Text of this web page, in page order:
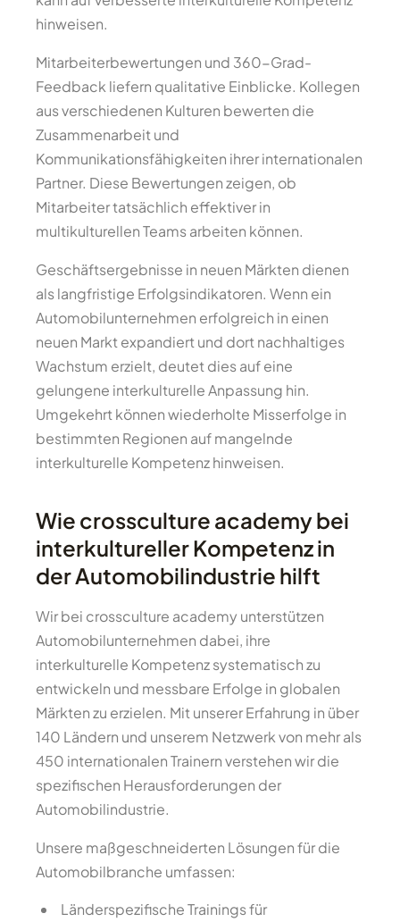
hinweisen.
Mitarbeiterbewertungen und 360-Grad-
Feedback liefern qualitative Einblicke. Kollegen
aus verschiedenen Kulturen bewerten die
Zusammenarbeit und
Kommunikationsfähigkeiten ihrer internationalen
Partner. Diese Bewertungen zeigen, ob
Mitarbeiter tatsächlich effektiver in
multikulturellen Teams arbeiten können.
Geschäftsergebnisse in neuen Märkten dienen
als langfristige Erfolgsindikatoren. Wenn ein
Automobilunternehmen erfolgreich in einen
neuen Markt expandiert und dort nachhaltiges
Wachstum erzielt, deutet dies auf eine
gelungene interkulturelle Anpassung hin.
Umgekehrt können wiederholte Misserfolge in
bestimmten Regionen auf mangelnde
interkulturelle Kompetenz hinweisen.
Wie crossculture academy bei
interkultureller Kompetenz in
der Automobilindustrie hilft
Wir bei crossculture academy unterstützen
Automobilunternehmen dabei, ihre
interkulturelle Kompetenz systematisch zu
entwickeln und messbare Erfolge in globalen
Märkten zu erzielen. Mit unserer Erfahrung in über
140 Ländern und unserem Netzwerk von mehr als
450 internationalen Trainern verstehen wir die
spezifischen Herausforderungen der
Automobilindustrie.
Unsere maßgeschneiderten Lösungen für die
Automobilbranche umfassen:
Länderspezifische Trainings für